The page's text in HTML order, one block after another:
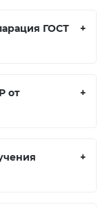
ГОСТ
+
от
+
+